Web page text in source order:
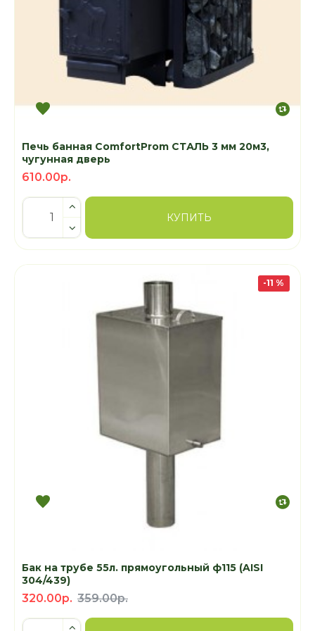
Печь банная ComfortProm СТАЛЬ 3 мм 20м3,
чугунная дверь
610.00р.
КУПИТЬ
-11 %
Бак на трубе 55л. прямоугольный ф115 (AISI
304/439)
320.00р. 359.00р.